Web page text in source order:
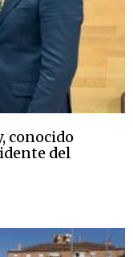
conocido
del